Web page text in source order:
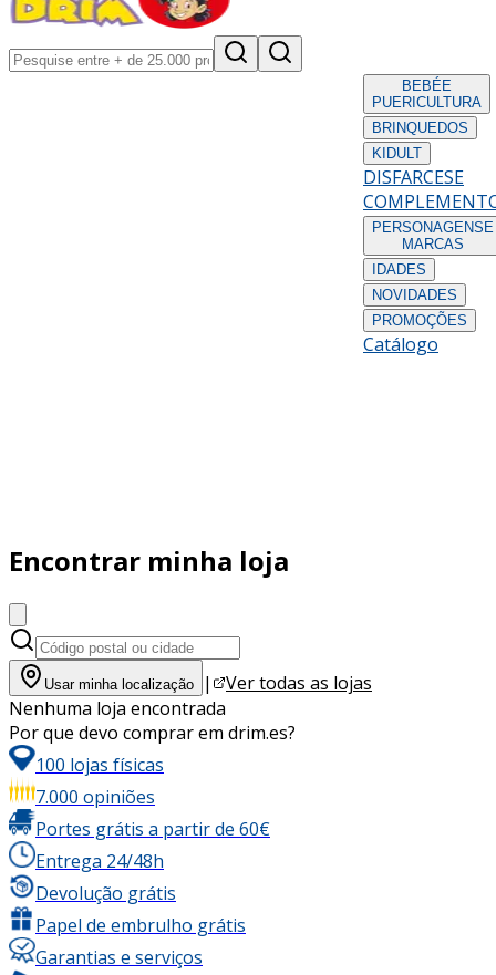
BEBÉE
PUERICULTURA
BRINQUEDOS
KIDULT
DISFARCESE
PERSONAGENS E
MARCAS
IDADES
NOVIDADES
PROMOÇÕES
Catálogo
Encontrar minha loja
Usar minha localização |
Ver todas as lojas
Nenhuma loja encontrada
Por que devo comprar em drim.es?
100 lojas físicas
7.000 opiniões
Portes grátis a partir de 60€
Entrega 24/48h
Devolução grátis
Papel de embrulho grátis
Garantias e serviços